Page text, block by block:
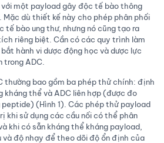
một payload gây độc tế bào thông
Mặc dù thiết kế này cho phép phân phối
bào ung thư, nhưng nó cũng tạo ra
riêng biệt. Cần có các quy trình làm
hành vi dược động học và dược lực
ADC.
thường bao gồm ba phép thử chính: định
kháng thể và ADC liên hợp (được đo
(Hình 1). Các phép thử payload
khi sử dụng các cầu nối có thể phân
khi có sẵn kháng thể kháng payload,
và độ nhạy để theo dõi độ ổn định của